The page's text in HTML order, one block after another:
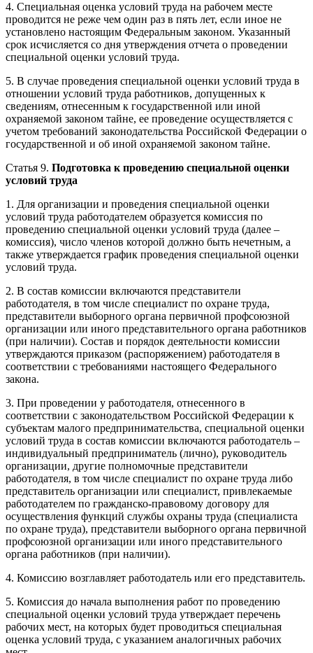
4. Специальная оценка условий труда на рабочем месте
проводится не реже чем один раз в пять лет, если иное не
установлено настоящим Федеральным законом. Указанный
срок исчисляется со дня утверждения отчета о проведении
специальной оценки условий труда.
5. В случае проведения специальной оценки условий труда в
отношении условий труда работников, допущенных к
сведениям, отнесенным к государственной или иной
охраняемой законом тайне, ее проведение осуществляется с
учетом требований законодательства Российской Федерации о
государственной и об иной охраняемой законом тайне.
Статья 9. Подготовка к проведению специальной оценки
условий труда
1. Для организации и проведения специальной оценки
условий труда работодателем образуется комиссия по
проведению специальной оценки условий труда (далее –
комиссия), число членов которой должно быть нечетным, а
также утверждается график проведения специальной оценки
условий труда.
2. В состав комиссии включаются представители
работодателя, в том числе специалист по охране труда,
представители выборного органа первичной профсоюзной
организации или иного представительного органа работников
(при наличии). Состав и порядок деятельности комиссии
утверждаются приказом (распоряжением) работодателя в
соответствии с требованиями настоящего Федерального
закона.
3. При проведении у работодателя, отнесенного в
соответствии с законодательством Российской Федерации к
субъектам малого предпринимательства, специальной оценки
условий труда в состав комиссии включаются работодатель –
индивидуальный предприниматель (лично), руководитель
организации, другие полномочные представители
работодателя, в том числе специалист по охране труда либо
представитель организации или специалист, привлекаемые
работодателем по гражданско-правовому договору для
осуществления функций службы охраны труда (специалиста
по охране труда), представители выборного органа первичной
профсоюзной организации или иного представительного
органа работников (при наличии).
4. Комиссию возглавляет работодатель или его представитель.
5. Комиссия до начала выполнения работ по проведению
специальной оценки условий труда утверждает перечень
рабочих мест, на которых будет проводиться специальная
оценка условий труда, с указанием аналогичных рабочих